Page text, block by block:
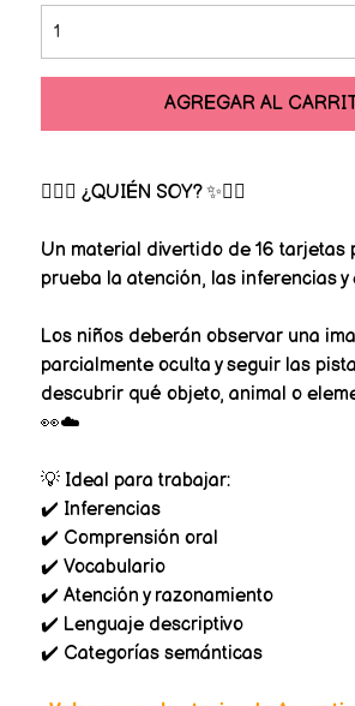
AGREGAR AL
🕵️‍♀️✨ ¿QUIÉN SOY? ✨🕵️‍♂️
Un material divertido de 16 tarjetas
prueba la atención, las inferencias y
Los niños deberán observar una
parcialmente oculta y seguir las
descubrir qué objeto, animal o
👀☁️
💡 Ideal para trabajar:
✔️ Inferencias
✔️ Comprensión oral
✔️ Vocabulario
✔️ Atención y razonamiento
✔️ Lenguaje descriptivo
✔️ Categorías semánticas